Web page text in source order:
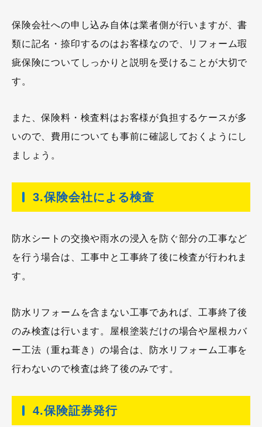
保険会社への申し込み自体は業者側が行いますが、書
類に記名・捺印するのはお客様なので、リフォーム瑕
疵保険についてしっかりと説明を受けることが大切で
す。
また、保険料・検査料はお客様が負担するケースが多
いので、費用についても事前に確認しておくようにし
ましょう。
3.保険会社による検査
防水シートの交換や雨水の浸入を防ぐ部分の工事など
を行う場合は、工事中と工事終了後に検査が行われま
す。
防水リフォームを含まない工事であれば、工事終了後
のみ検査は行います。屋根塗装だけの場合や屋根カバ
ー工法（重ね葺き）の場合は、防水リフォーム工事を
行わないので検査は終了後のみです。
4.保険証券発行